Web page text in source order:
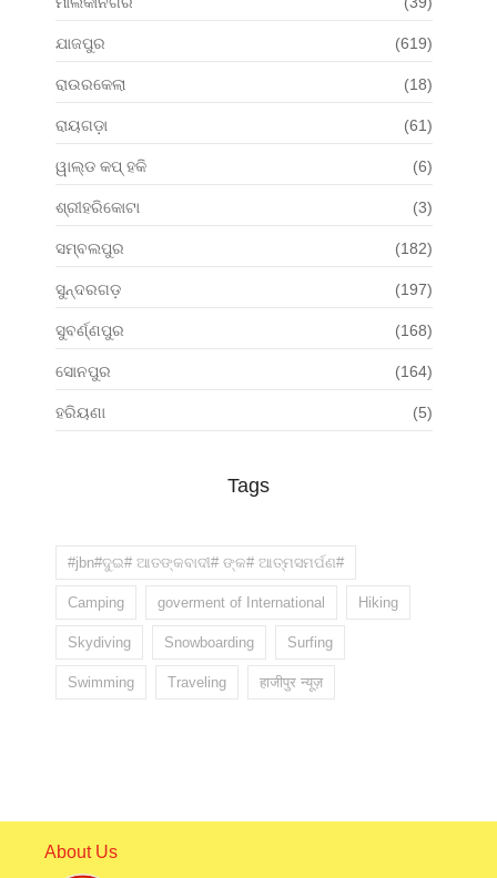
ଯାଜପୁର (619)
ରାଉରକେଲା (18)
ରାୟଗଡ଼ା (61)
ୱାଲ୍ଡ କପ୍ ହକି (6)
ଶ୍ରୀହରିକୋଟା (3)
ସମ୍ବଲପୁର (182)
ସୁନ୍ଦରଗଡ଼ (197)
ସୁବର୍ଣ୍ଣପୁର (168)
ସୋନପୁର (164)
ହରିୟଣା (5)
Tags
#jbn#ଦୁଇ# ଆତଙ୍କବାଦୀ# ଙ୍କ# ଆତ୍ମସମର୍ପଣ#
Camping goverment of International Hiking
Skydiving Snowboarding Surfing
Swimming Traveling हाजीपुर न्यूज़
About Us